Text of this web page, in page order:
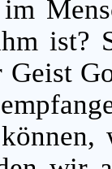
ist?
Geist